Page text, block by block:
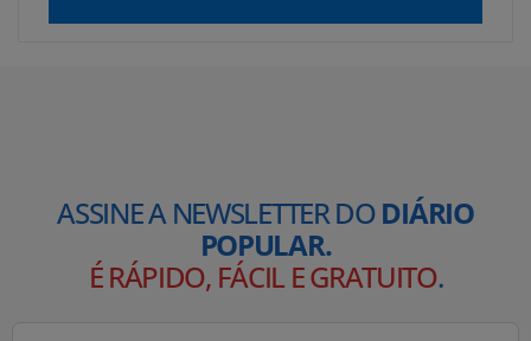
ASSINE A NEWSLETTER DODIÁRIO
POPULAR.
É RÁPIDO, FÁCIL E GRATUITO.